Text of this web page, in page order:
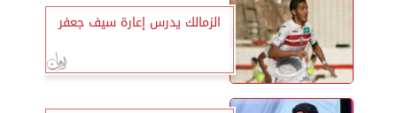
الزمالك يدرس إعارة سيف جعفر